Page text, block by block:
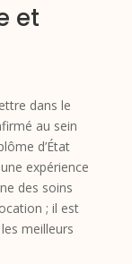
et
dans le
au sein
d’État
expérience
des soins
; il est
meilleurs